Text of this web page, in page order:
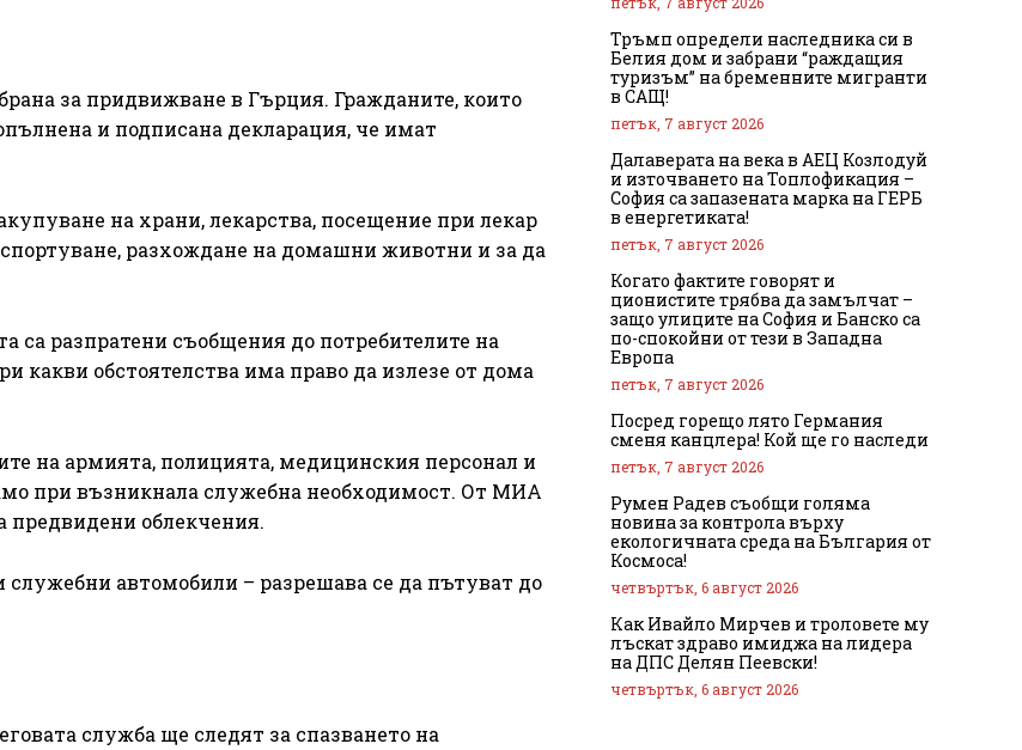
за придвижване в Гърция. Гражданите, които
и подписана декларация, че имат
на храни, лекарства, посещение при лекар
разхождане на домашни животни и за да
са разпратени съобщения до потребителите на
какви обстоятелства има право да излезе от дома
на армията, полицията, медицинския персонал и
при възникнала служебна необходимост. От МИА
предвидени облекчения.
автомобили – разрешава се да пътуват до
служба ще следят за спазването на
Тръмп определи наследника си в
Белия дом и забрани “раждащия
туризъм” на бременните мигранти
в САЩ!
петък, 7 август 2026
Далаверата на века в АЕЦ Козлодуй
и източването на Топлофикация –
София са запазената марка на ГЕРБ
в енергетиката!
петък, 7 август 2026
Когато фактите говорят и
ционистите трябва да замълчат –
защо улиците на София и Банско са
по-спокойни от тези в Западна
Европа
петък, 7 август 2026
Посред горещо лято Германия
сменя канцлера! Кой ще го наследи
петък, 7 август 2026
Румен Радев съобщи голяма
новина за контрола върху
екологичната среда на България от
Космоса!
четвъртък, 6 август 2026
Как Ивайло Мирчев и троловете му
лъскат здраво имиджа на лидера
на ДПС Делян Пеевски!
четвъртък, 6 август 2026